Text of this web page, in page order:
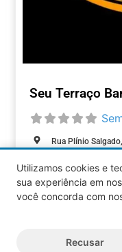
Seu Terraço
Rua Plínio
ALIMENTAÇÃO
reservados.
Utilizamos cookies e
sua experiência em
você concorda com
Recusar